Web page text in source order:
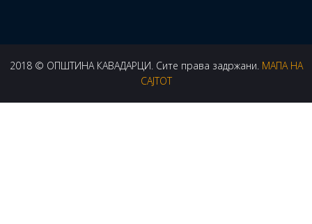
2018 © ОПШТИНА КАВАДАРЦИ. Сите права задржани. МАПА НА
САЈТОТ